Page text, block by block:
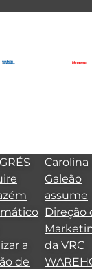
a
de
Carolina
Galeão
assume
Direção
da VRC